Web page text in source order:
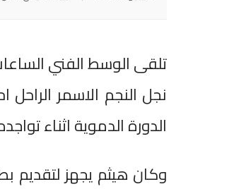
تلقى الوسط الفني
الدورة الدموية اثناء